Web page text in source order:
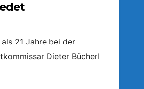
21 Jahre bei der
Dieter Bücherl